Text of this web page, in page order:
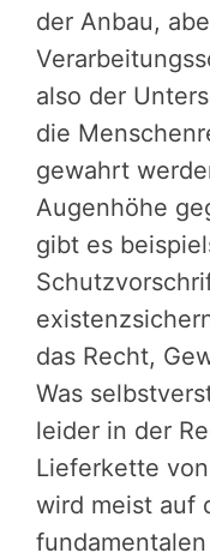
der Anbau,
also der
die
gewahrt
Augenhöhe
gibt es
das Recht,
Was
leider in der
Lieferkette
wird meist auf